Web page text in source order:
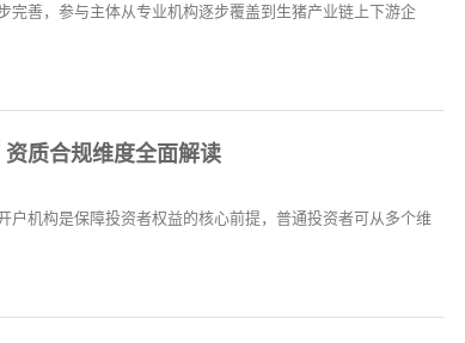
完善，参与主体从专业机构逐步覆盖到生猪产业链上下游企
质合规维度全面解读
户机构是保障投资者权益的核心前提，普通投资者可从多个维